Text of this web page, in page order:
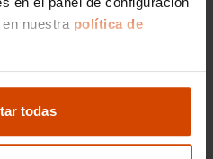
nuestra política de
todas
101.943 km